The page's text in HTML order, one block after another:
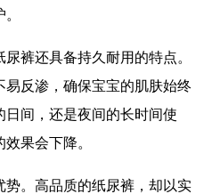
裤还具备持久耐用的特点。
反渗，确保宝宝的肌肤始终
间，还是夜间的长时间使
果会下降。
。高品质的纸尿裤，却以实